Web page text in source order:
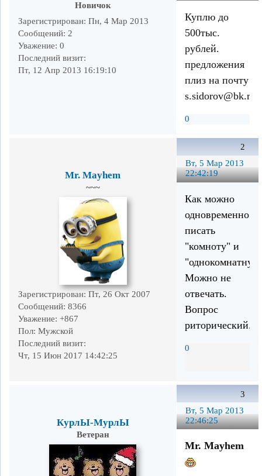
Новичок
Зарегистрирован: Пн, 4 Мар 2013
Сообщений: 2
Уважение: 0
Последний визит:
Пт, 12 Апр 2013 16:19:10
Куплю до
500тыс.
рублей.
предложения
плиз на почту
s.sidorov@bk.ru
0
2
Вт, 5 Мар 2013
22:42:19
Mr. Mayhem
~~~
Зарегистрирован: Пт, 26 Окт 2007
Сообщений: 8366
Уважение: +867
Пол: Мужской
Последний визит:
Чт, 15 Июн 2017 14:42:25
Как можно
одновременно
писать
"комноту" и
Можно не
отвечать.
Вопрос
риторический.
0
3
Вт, 5 Мар 2013
22:46:25
КурлЫ-МурлЫ
Ветеран
Mr. Mayhem